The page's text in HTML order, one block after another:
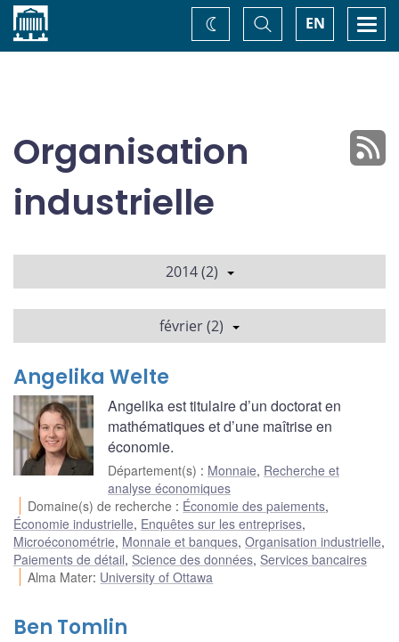
Accueil EN
Basculer
la
recherche
Changez
de
Organisation
industrielle
2014 (2)
février (2)
Angelika Welte
Angelika est titulaire d’un doctorat en
mathématiques et d’une maîtrise en
économie.
Département(s) : Monnaie, Recherche et
analyse économiques
Domaine(s) de recherche : Économie des paiements,
Économie industrielle, Enquêtes sur les entreprises,
Microéconométrie, Monnaie et banques, Organisation industrielle,
Paiements de détail, Science des données, Services bancaires
Alma Mater: University of Ottawa
Ben Tomlin